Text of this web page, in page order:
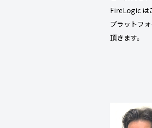
FireLogic は
プラットフ
頂きます。